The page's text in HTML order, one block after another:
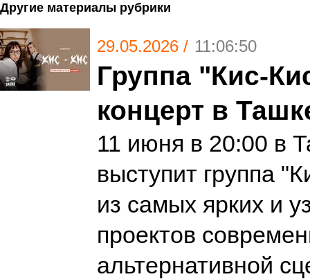
Другие материалы рубрики
29.05.2026 / 11:06:50
Группа "Кис-
концерт в
11 июня в 20:00 в
выступит группа
из самых ярких и
проектов
альтернативной